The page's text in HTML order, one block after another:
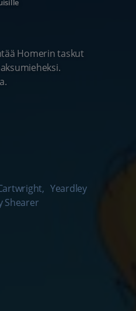
Homerin taskut
, Yeardley
Shearer